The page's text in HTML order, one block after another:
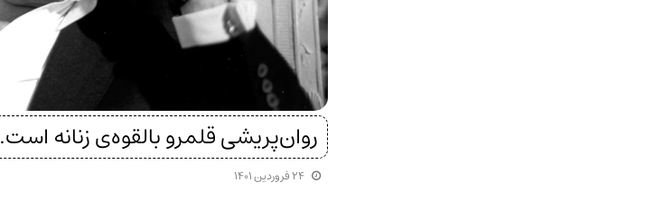
روان‌پریشی قلمرو بالقوه‌ی زنانه است.
۲۴ فروردین ۱۴۰۱